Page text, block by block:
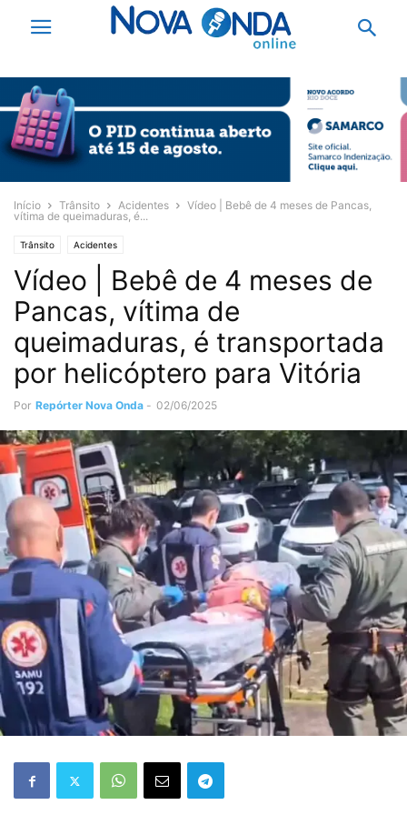
Início Trânsito Acidentes
Vídeo | Bebê de 4 meses de Pancas,
vítima de queimaduras, é...
Trânsito Acidentes
Vídeo | Bebê de 4 meses de
Pancas, vítima de
queimaduras, é transportada
por helicóptero para Vitória
Por Repórter Nova Onda - 02/06/2025